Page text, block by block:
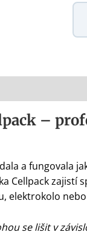
–
a fungovala
Cellpack
elektrokolo
se lišit v